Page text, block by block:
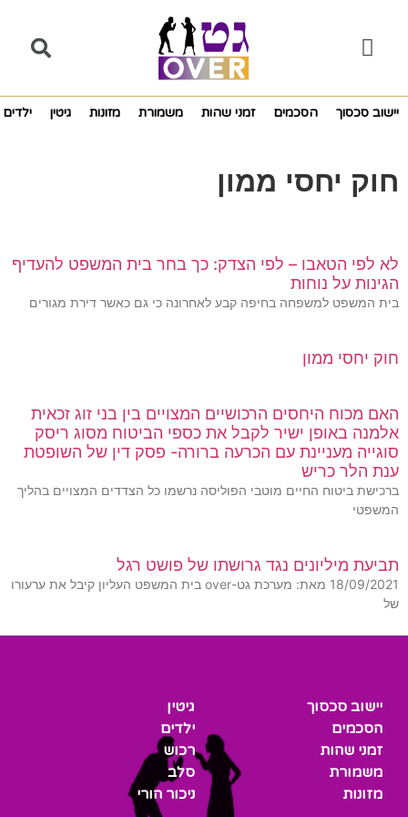
יישוב סכסוך הסכמים זמני שהות משמורת מזונות גיטין ילדים
חוק יחסי ממון
לא לפי הטאבו – לפי הצדק: כך בחר בית המשפט להעדיף
הגינות על נוחות
בית המשפט למשפחה בחיפה קבע לאחרונה כי גם כאשר דירת מגורים
חוק יחסי ממון
האם מכוח היחסים הרכושיים המצויים בין בני זוג זכאית
אלמנה באופן ישיר לקבל את כספי הביטוח מסוג ריסק
סוגייה מעניינת עם הכרעה ברורה- פסק דין של השופטת
ענת הלר כריש
ברכישת ביטוח החיים מוטבי הפוליסה נרשמו כל הצדדים המצויים בהליך
המשפטי
תביעת מיליונים נגד גרושתו של פושט רגל
18/09/2021 מאת: מערכת גט-over בית המשפט העליון קיבל את ערעורו
של
יישוב סכסוך
הסכמים
זמני שהות
משמורת
מזונות
גיטין
ילדים
רכוש
סלב
ניכור הורי